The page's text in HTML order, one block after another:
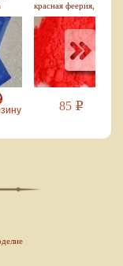
красная феерия, 10 мл
85 Р